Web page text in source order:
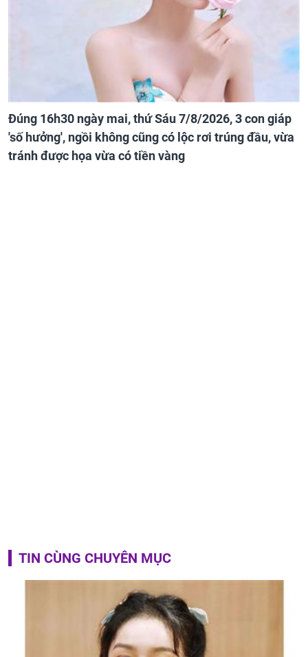
Đúng 16h30 ngày mai, thứ Sáu 7/8/2026, 3 con giáp
'số hưởng', ngồi không cũng có lộc rơi trúng đầu, vừa
tránh được họa vừa có tiền vàng
TIN CÙNG CHUYÊN MỤC